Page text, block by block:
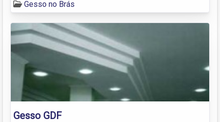
Gesso no Brás
Gesso GDF